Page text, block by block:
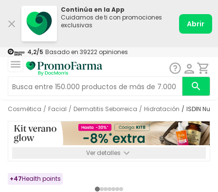
Continúa en la App
Cuidamos de ti con promociones
exclusivas
Abrir
4,2/5 Basado en 39222 opiniones
Cosmética / Facial / Dermatitis Seborreica / Hidratación / ISDIN
Ver detalles
+47Health points